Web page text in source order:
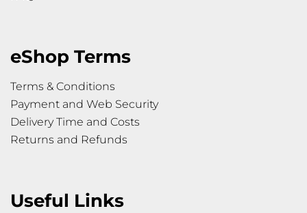
eShop Terms
Terms & Conditions
Payment and Web Security
Delivery Time and Costs
Returns and Refunds
Useful Links